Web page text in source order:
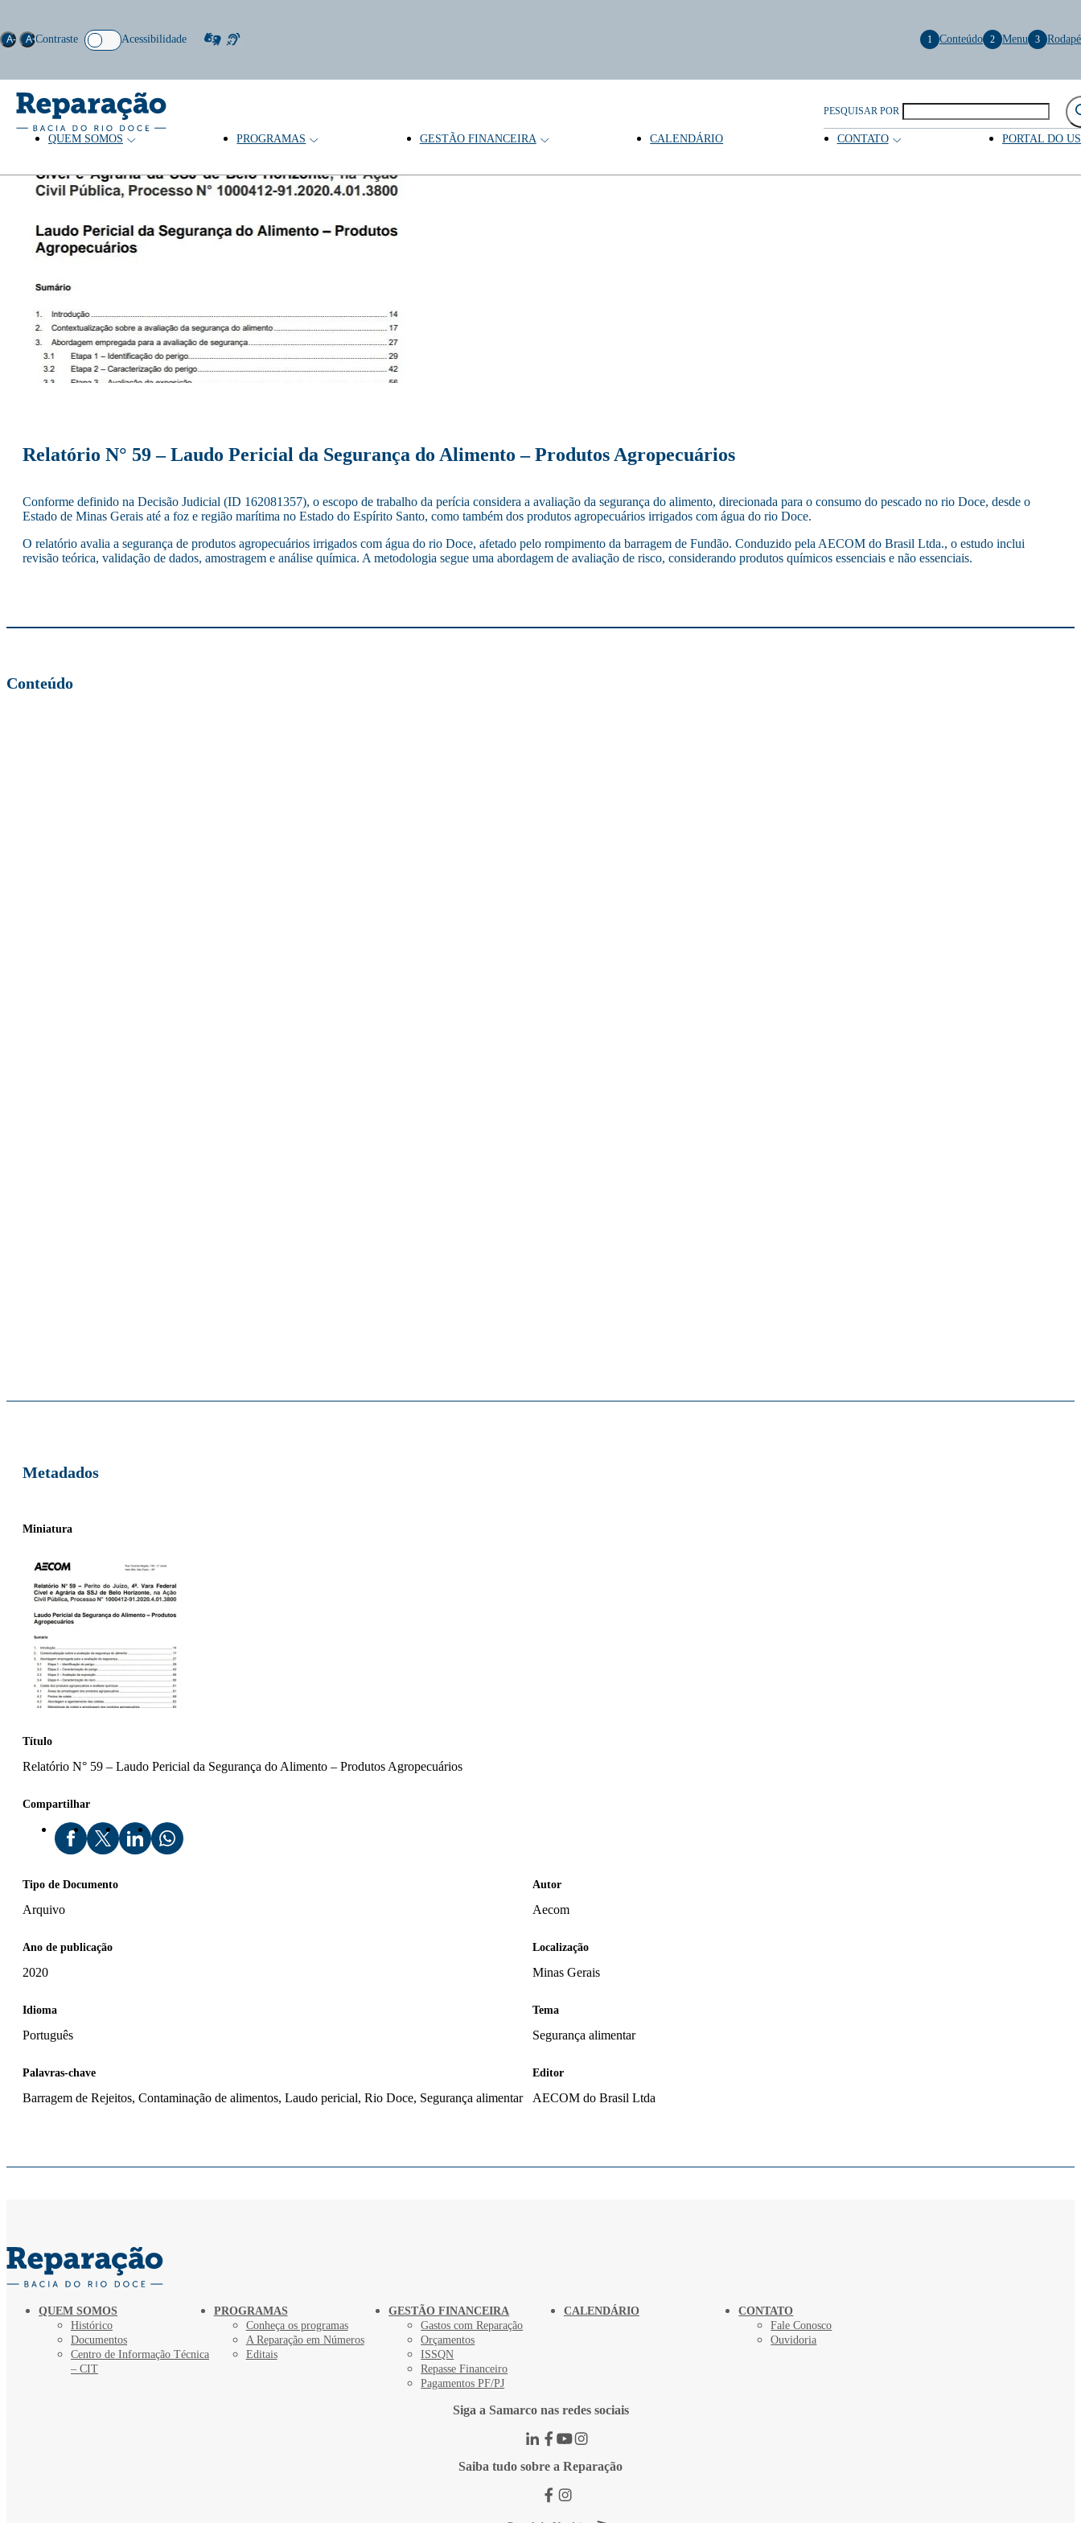
PESQUISAR POR
QUEM SOMOS PROGRAMAS GESTÃO FINANCEIRA CALENDÁRIO CONTATO PORTAL DO
Acessibilidade
A- A+Contraste 1 Conteúdo 2 Menu 3 Rodapé
Relatório N° 59 – Laudo Pericial da Segurança do Alimento – Produtos Agropecuários
Conforme definido na Decisão Judicial (ID 162081357), o escopo de trabalho da perícia considera a avaliação da segurança do alimento, direcionada para o consumo do pescado no rio Doce, desde o
Estado de Minas Gerais até a foz e região marítima no Estado do Espírito Santo, como também dos produtos agropecuários irrigados com água do rio Doce.
O relatório avalia a segurança de produtos agropecuários irrigados com água do rio Doce, afetado pelo rompimento da barragem de Fundão. Conduzido pela AECOM do Brasil Ltda., o estudo inclui
revisão teórica, validação de dados, amostragem e análise química. A metodologia segue uma abordagem de avaliação de risco, considerando produtos químicos essenciais e não essenciais.
Conteúdo
Metadados
Título
Relatório N° 59 – Laudo Pericial da Segurança do Alimento – Produtos Agropecuários
Miniatura
Compartilhar
Tipo de Documento
Arquivo
Autor
Aecom
Ano de publicação
2020
Localização
Minas Gerais
Idioma
Português
Tema
Segurança alimentar
Palavras-chave
Barragem de Rejeitos, Contaminação de alimentos, Laudo pericial, Rio Doce, Segurança alimentar
Editor
AECOM do Brasil Ltda
QUEM SOMOS
Histórico
Documentos
Centro de Informação Técnica
– CIT
PROGRAMAS
Conheça os programas
A Reparação em Números
Editais
GESTÃO FINANCEIRA
Gastos com Reparação
Orçamentos
ISSQN
Repasse Financeiro
Pagamentos PF/PJ
CALENDÁRIO
CONTATO
Fale Conosco
Ouvidoria
Siga a Samarco nas redes sociais
Saiba tudo sobre a Reparação